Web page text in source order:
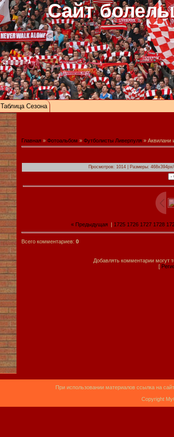
Сайт
Таблица Сезона
Главная » Фотоальбом » Футболисты Ливерпуля » Аквилани
Просмотров: 1014 | Размеры:
« Предыдущая 1725 1726 1727 1728
Всего комментариев: 0
Добавлять комментарии могут
[
При использовании материалов ссылка на
Copyright